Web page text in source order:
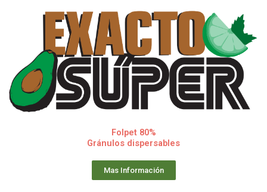
Folpet 80%
Gránulos dispersables
Mas Información